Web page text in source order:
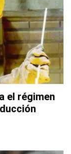
el régimen